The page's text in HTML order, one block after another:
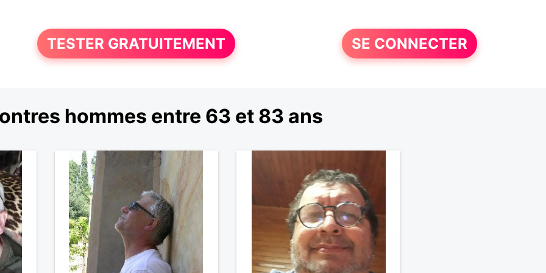
TESTER GRATUITEMENT SE CONNECTER
hommes entre 63 et 83 ans